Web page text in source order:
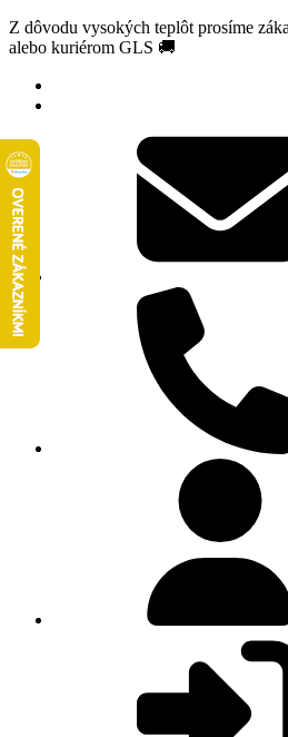
Z dôvodu vysokých teplôt prosíme
alebo kuriérom GLS 🚚